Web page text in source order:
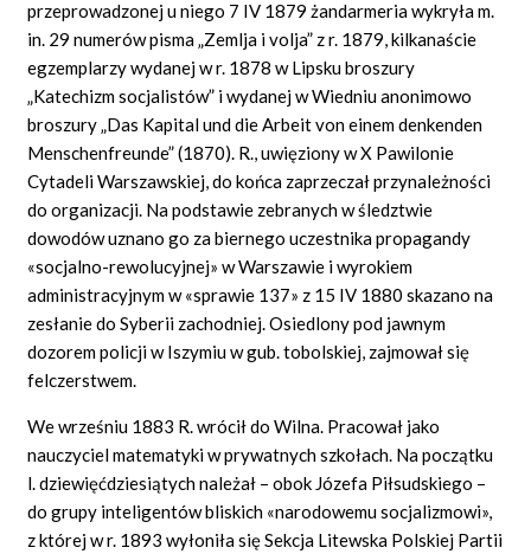
przeprowadzonej u niego 7 IV 1879 żandarmeria wykryła m.
in. 29 numerów pisma „Zemlja i volja” z r. 1879, kilkanaście
egzemplarzy wydanej w r. 1878 w Lipsku broszury
„Katechizm socjalistów” i wydanej w Wiedniu anonimowo
broszury „Das Kapital und die Arbeit von einem denkenden
Menschenfreunde” (1870). R., uwięziony w X Pawilonie
Cytadeli Warszawskiej, do końca zaprzeczał przynależności
do organizacji. Na podstawie zebranych w śledztwie
dowodów uznano go za biernego uczestnika propagandy
«socjalno-rewolucyjnej» w Warszawie i wyrokiem
administracyjnym w «sprawie 137» z 15 IV 1880 skazano na
zesłanie do Syberii zachodniej. Osiedlony pod jawnym
dozorem policji w Iszymiu w gub. tobolskiej, zajmował się
felczerstwem.
We wrześniu 1883 R. wrócił do Wilna. Pracował jako
nauczyciel matematyki w prywatnych szkołach. Na początku
l. dziewięćdziesiątych należał – obok Józefa Piłsudskiego –
do grupy inteligentów bliskich «narodowemu socjalizmowi»,
z której w r. 1893 wyłoniła się Sekcja Litewska Polskiej Partii